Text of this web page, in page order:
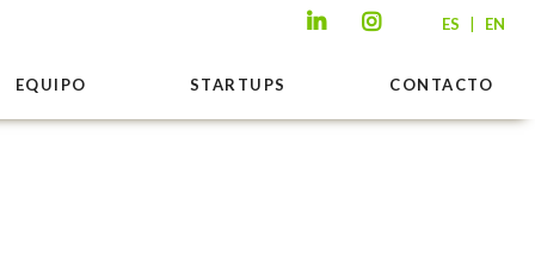
ES | EN
EQUIPO STARTUPS CONTACTO